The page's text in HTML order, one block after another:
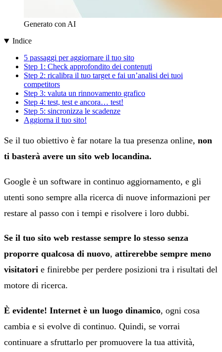
Generato con AI
Indice
5 passaggi per aggiornare il tuo sito
Step 1: Check approfondito dei contenuti
Step 2: ricalibra il tuo target e fai un’analisi dei tuoi
competitors
Step 3: valuta un rinnovamento grafico
Step 4: test, test e ancora… test!
Step 5: sincronizza le scadenze
Aggiorna il tuo sito!
Se il tuo obiettivo è far notare la tua presenza online, non
ti basterà avere un sito web locandina.
Google è un software in continuo aggiornamento, e gli
utenti sono sempre alla ricerca di nuove informazioni per
restare al passo con i tempi e risolvere i loro dubbi.
Se il tuo sito web restasse sempre lo stesso senza
proporre qualcosa di nuovo, attirerebbe sempre meno
visitatori e finirebbe per perdere posizioni tra i risultati del
motore di ricerca.
È evidente! Internet è un luogo dinamico, ogni cosa
cambia e si evolve di continuo. Quindi, se vorrai
continuare a sfruttarlo per promuovere la tua attività,